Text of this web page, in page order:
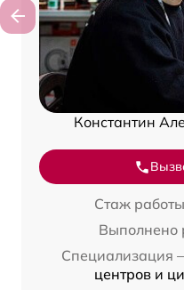
Константин
Стаж
Выполнено
Специализация –
центров и